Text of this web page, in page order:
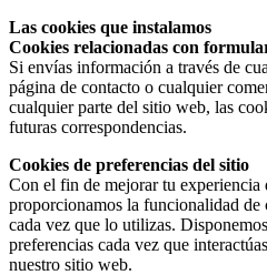
Las cookies que instalamos
Cookies relacionadas con
Si envías información a través de
página de contacto o cualquier
cualquier parte del sitio web, las
futuras correspondencias.
Cookies de preferencias del sitio
Con el fin de mejorar tu experiencia
proporcionamos la funcionalidad
cada vez que lo utilizas.
preferencias cada vez que
nuestro sitio web.